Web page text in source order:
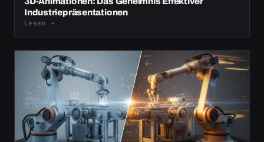
Industriepräsentationen
Lesen →